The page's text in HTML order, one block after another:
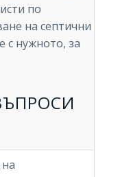
по
на септични
с нужното, за